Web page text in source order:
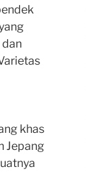
dan
khas
Jepang